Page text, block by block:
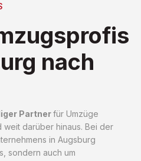
nach
Partnerfür Umzüge
weit darüber hinaus. Bei der
in Augsburg
sondern auch um